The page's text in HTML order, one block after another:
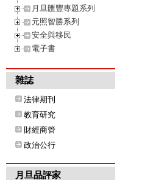
月旦匯豐專題系列
元照智勝系列
安全與移民
電子書
雜誌
法律期刊
教育研究
財經商管
政治公行
月旦品評家